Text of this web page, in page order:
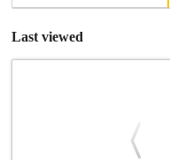
Last viewed